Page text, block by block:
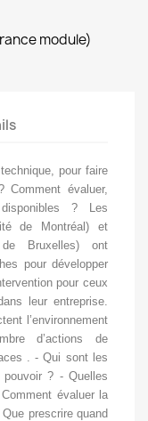
module)
pour faire
Comment évaluer,
? Les
de Montréal) et
de Bruxelles) ont
pour développer
pour ceux
leur entreprise.
l’environnement
d’actions de
. - Qui sont les
? - Quelles
évaluer la
prescrire quand